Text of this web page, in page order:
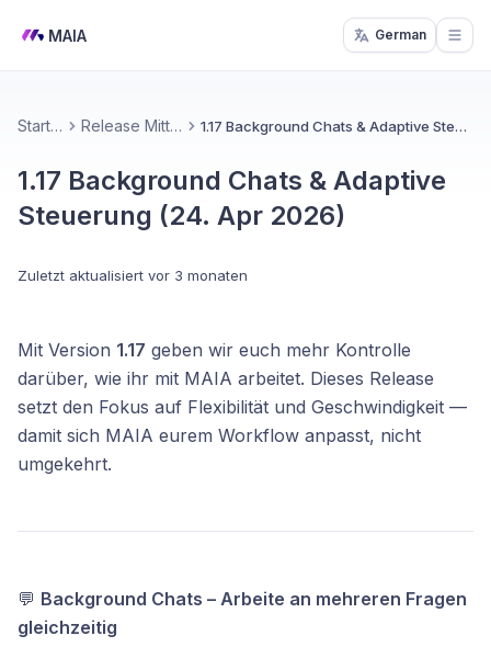
MAIA German
Startseite Release Mitteilungen 1.17 Background Chats & Adaptive Steuerung (24. Apr 2026)
1.17 Background Chats & Adaptive
Steuerung (24. Apr 2026)
Zuletzt aktualisiert vor 3 monaten
Mit Version 1.17 geben wir euch mehr Kontrolle
darüber, wie ihr mit MAIA arbeitet. Dieses Release
setzt den Fokus auf Flexibilität und Geschwindigkeit —
damit sich MAIA eurem Workflow anpasst, nicht
umgekehrt.
💬 Background Chats – Arbeite an mehreren Fragen
gleichzeitig